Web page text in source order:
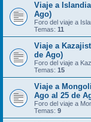
Viaje a
Ago)
Foro del viaje a
Temas: 11
Viaje a
de Ago)
Foro del viaje a
Temas: 15
Viaje a
Ago al 25 de
Foro del viaje a
Temas: 9